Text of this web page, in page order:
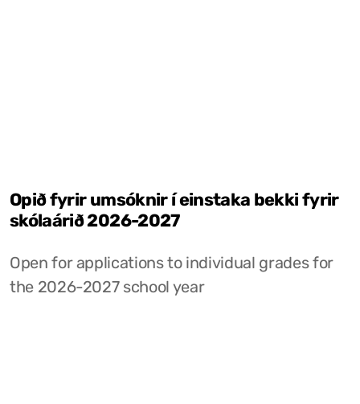
Opið fyrir umsóknir í einstaka bekki fyrir
skólaárið 2026-2027
Open for applications to individual grades for
the 2026-2027 school year